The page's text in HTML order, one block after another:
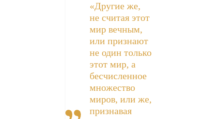
«Другие же,
не считая этот
мир вечным,
или признают
не один только
этот мир, а
бесчисленное
множество
миров, или же,
признавая